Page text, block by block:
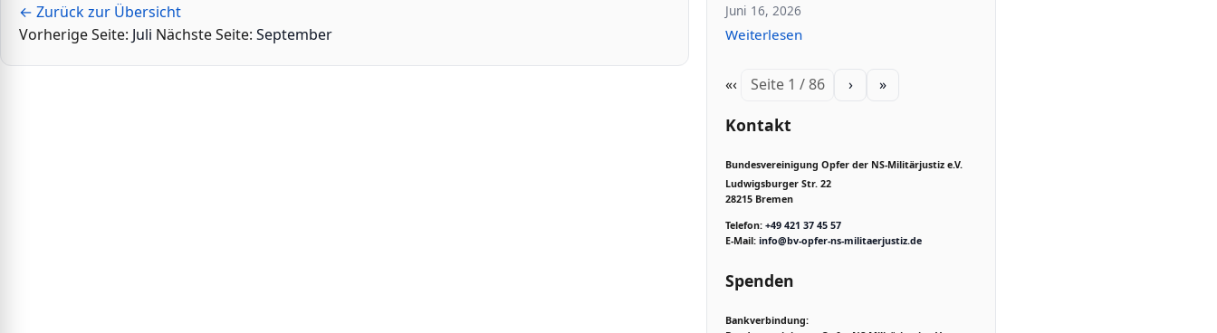
← Zurück zur Übersicht
Vorherige Seite: Juli Nächste Seite:September
Juni 16, 2026
Weiterlesen
«‹ Seite 1 / 86 › »
Kontakt
Bundesvereinigung Opfer der NS-Militärjustiz e.V.
Ludwigsburger Str. 22
28215 Bremen
Telefon: +49 421 37 45 57
E-Mail: info@bv-opfer-ns-militaerjustiz.de
Spenden
Bankverbindung: